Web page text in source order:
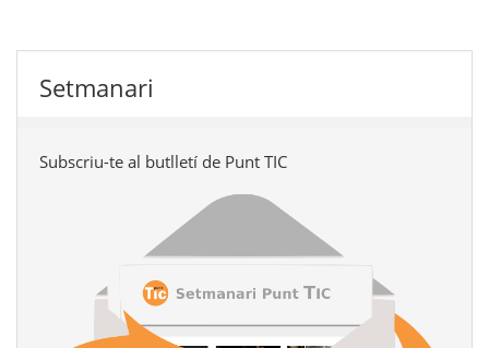
Setmanari
Subscriu-te al butlletí de Punt TIC